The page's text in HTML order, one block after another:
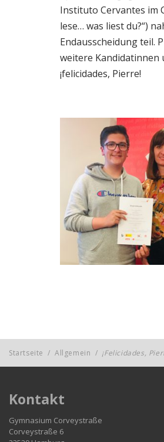
Instituto Cervantes im
lese… was liest du?“)
Endausscheidung teil.
weitere Kandidatinnen
¡felicidades, Pierre!
Startseite / Allgemein / ¡Felicidades,
Kontakt
Gymnasium Corveystraße
Corveystraße 6